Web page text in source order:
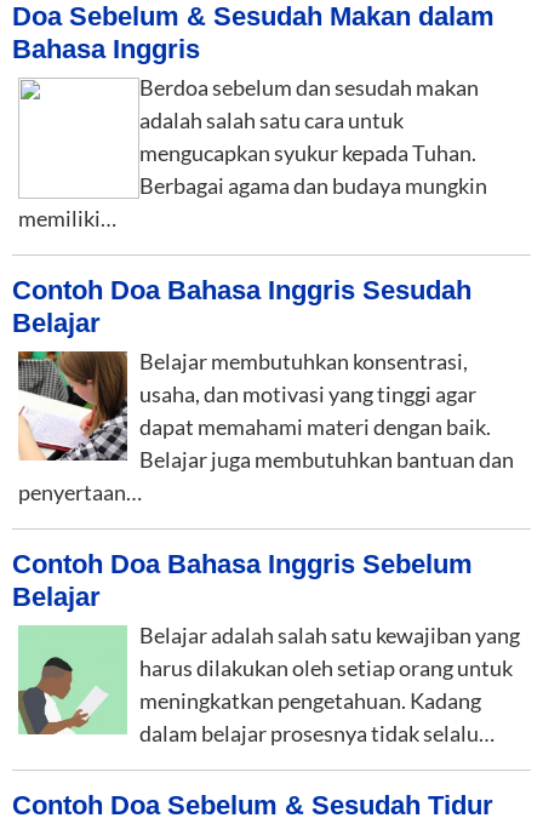
Doa Sebelum & Sesudah Makan dalam
Bahasa Inggris
Berdoa sebelum dan sesudah makan
adalah salah satu cara untuk
mengucapkan syukur kepada Tuhan.
Berbagai agama dan budaya mungkin
memiliki…
Contoh Doa Bahasa Inggris Sesudah
Belajar
Belajar membutuhkan konsentrasi,
usaha, dan motivasi yang tinggi agar
dapat memahami materi dengan baik.
Belajar juga membutuhkan bantuan dan
penyertaan…
Contoh Doa Bahasa Inggris Sebelum
Belajar
Belajar adalah salah satu kewajiban yang
harus dilakukan oleh setiap orang untuk
meningkatkan pengetahuan. Kadang
dalam belajar prosesnya tidak selalu…
Contoh Doa Sebelum & Sesudah Tidur